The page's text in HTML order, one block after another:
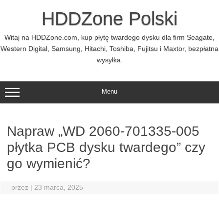
HDDZone Polski
Witaj na HDDZone.com, kup płytę twardego dysku dla firm Seagate,
Western Digital, Samsung, Hitachi, Toshiba, Fujitsu i Maxtor, bezpłatna
wysyłka.
Menu
Napraw „WD 2060-701335-005
płytka PCB dysku twardego” czy
go wymienić?
przez | 23 marca, 2025